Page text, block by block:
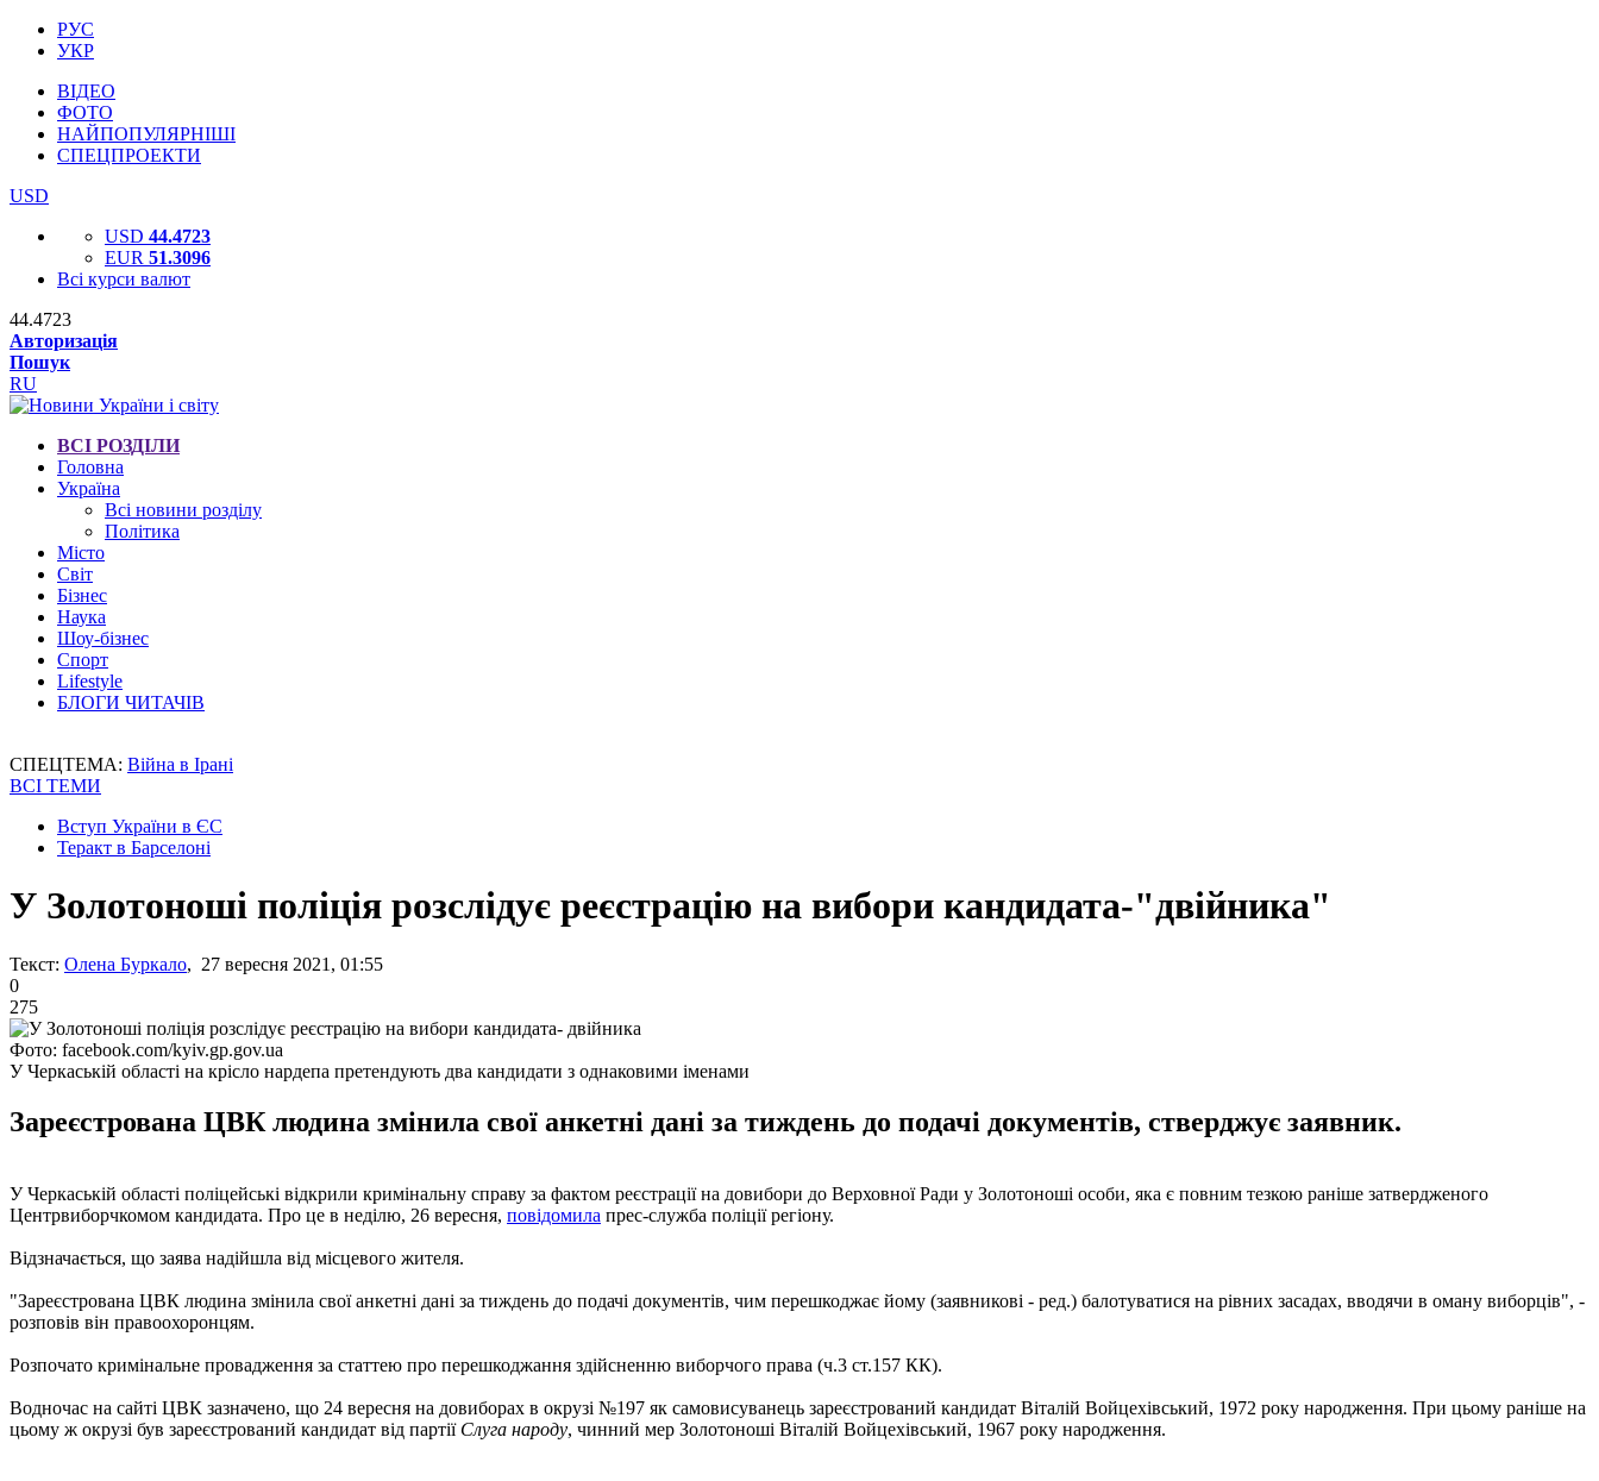
РУС
УКР
ВІДЕО
ФОТО
НАЙПОПУЛЯРНІШІ
СПЕЦПРОЕКТИ
USD
USD 44.4723
EUR 51.3096
Всі курси валют
44.4723
Авторизація
Пошук
RU
ВСІ РОЗДІЛИ
Головна
Україна
Всі новини розділу
Політика
Місто
Світ
Бізнес
Наука
Шоу-бізнес
Спорт
Lifestyle
БЛОГИ ЧИТАЧІВ
СПЕЦТЕМА: Війна в Ірані
ВСІ ТЕМИ
Вступ України в ЄС
Теракт в Барселоні
У Золотоноші поліція розслідує реєстрацію на вибори кандидата-"двійника"
Текст: Олена Буркало, 27 вересня 2021, 01:55
0
275
Фото: facebook.com/kyiv.gp.gov.ua
У Черкаській області на крісло нардепа претендують два кандидати з однаковими іменами
Зареєстрована ЦВК людина змінила свої анкетні дані за тиждень до подачі документів, стверджує заявник.
У Черкаській області поліцейські відкрили кримінальну справу за фактом реєстрації на довибори до Верховної Ради у Золотоноші особи, яка є повним тезкою раніше затвердженого
Центрвиборчкомом кандидата. Про це в неділю, 26 вересня, повідомила прес-служба поліції регіону.
Відзначається, що заява надійшла від місцевого жителя.
"Зареєстрована ЦВК людина змінила свої анкетні дані за тиждень до подачі документів, чим перешкоджає йому (заявникові - ред.) балотуватися на рівних засадах, вводячи в оману виборців", -
розповів він правоохоронцям.
Розпочато кримінальне провадження за статтею про перешкоджання здійсненню виборчого права (ч.3 ст.157 КК).
Водночас на сайті ЦВК зазначено, що 24 вересня на довиборах в окрузі №197 як самовисуванець зареєстрований кандидат Віталій Войцехівський, 1972 року народження. При цьому раніше на
цьому ж окрузі був зареєстрований кандидат від партії Слуга народу, чинний мер Золотоноші Віталій Войцехівський, 1967 року народження.